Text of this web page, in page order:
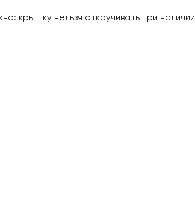
крышку нельзя откручивать при